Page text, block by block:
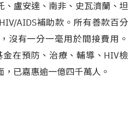
、盧安達、南非、史瓦濟蘭、坦
AIDS補助款。所有善款百分
沒有一分一毫用於間接費用。
金在預防、治療、輔導、HIV檢
已嘉惠逾一億四千萬人。